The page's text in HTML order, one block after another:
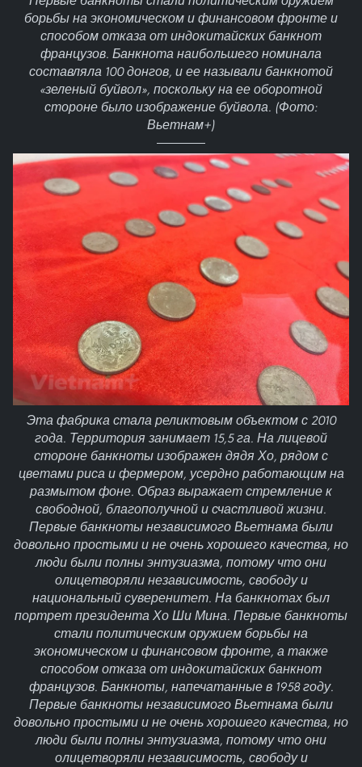
борьбы на экономическом и финансовом фронте и
способом отказа от индокитайских банкнот
французов. Банкнота наибольшего номинала
составляла 100 донгов, и ее называли банкнотой
«зеленый буйвол», поскольку на ее оборотной
стороне было изображение буйвола. (Фото:
Вьетнам+)
Эта фабрика стала реликтовым объектом с 2010
года. Территория занимает 15,5 га. На лицевой
стороне банкноты изображен дядя Хо, рядом с
цветами риса и фермером, усердно работающим на
размытом фоне. Образ выражает стремление к
свободной, благополучной и счастливой жизни.
Первые банкноты независимого Вьетнама были
довольно простыми и не очень хорошего качества, но
люди были полны энтузиазма, потому что они
олицетворяли независимость, свободу и
национальный суверенитет. На банкнотах был
портрет президента Хо Ши Мина. Первые банкноты
стали политическим оружием борьбы на
экономическом и финансовом фронте, а также
способом отказа от индокитайских банкнот
французов. Банкноты, напечатанные в 1958 году.
Первые банкноты независимого Вьетнама были
довольно простыми и не очень хорошего качества, но
люди были полны энтузиазма, потому что они
олицетворяли независимость, свободу и